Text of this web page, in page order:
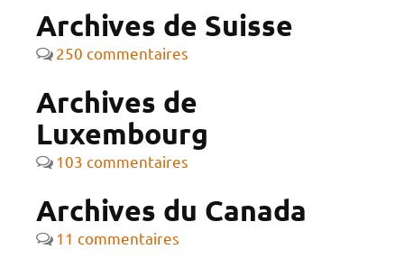
Archives de Suisse
250 commentaires
Archives de
Luxembourg
103 commentaires
Archives du Canada
11 commentaires